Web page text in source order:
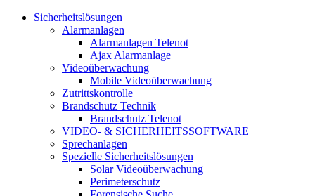
Sicherheitslösungen
Alarmanlagen
Alarmanlagen Telenot
Ajax Alarmanlage
Videoüberwachung
Mobile Videoüberwachung
Zutrittskontrolle
Brandschutz Technik
Brandschutz Telenot
VIDEO- & SICHERHEITSSOFTWARE
Sprechanlagen
Spezielle Sicherheitslösungen
Solar Videoüberwachung
Perimeterschutz